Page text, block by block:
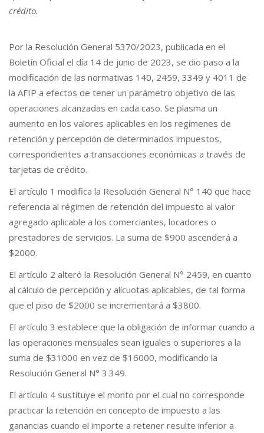
crédito.
Por la Resolución General 5370/2023, publicada en el
Boletín Oficial el día 14 de junio de 2023, se dio paso a la
modificación de las normativas 140, 2459, 3349 y 4011 de
la AFIP a efectos de tener un parámetro objetivo de las
operaciones alcanzadas en cada caso. Se plasma un
aumento en los valores aplicables en los regímenes de
retención y percepción de determinados impuestos,
correspondientes a transacciones económicas a través de
tarjetas de crédito.
El artículo 1 modifica la Resolución General N° 140 que hace
referencia al régimen de retención del impuesto al valor
agregado aplicable a los comerciantes, locadores o
prestadores de servicios. La suma de $900 ascenderá a
$2000.
El artículo 2 alteró la Resolución General N° 2459, en cuanto
al cálculo de percepción y alícuotas aplicables, de tal forma
que el piso de $2000 se incrementará a $3800.
El artículo 3 establece que la obligación de informar cuando a
las operaciones mensuales sean iguales o superiores a la
suma de $31000 en vez de $16000, modificando la
Resolución General N° 3.349.
El artículo 4 sustituye el monto por el cual no corresponde
practicar la retención en concepto de impuesto a las
ganancias cuando el importe a retener resulte inferior a